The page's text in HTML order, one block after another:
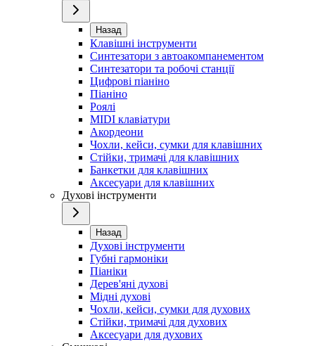
Назад
Клавішні інструменти
Синтезатори з автоакомпанементом
Синтезатори та робочі станції
Цифрові піаніно
Піаніно
Роялі
MIDI клавіатури
Акордеони
Чохли, кейси, сумки для клавішних
Стійки, тримачі для клавішних
Банкетки для клавішних
Аксесуари для клавішних
Духові інструменти
Назад
Духові інструменти
Губні гармоніки
Піаніки
Дерев'яні духові
Мідні духові
Чохли, кейси, сумки для духових
Стійки, тримачі для духових
Аксесуари для духових